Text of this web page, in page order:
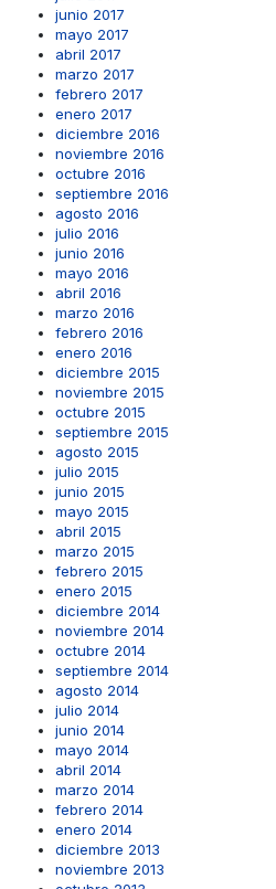
junio 2017
mayo 2017
abril 2017
marzo 2017
febrero 2017
enero 2017
diciembre 2016
noviembre 2016
octubre 2016
septiembre 2016
agosto 2016
julio 2016
junio 2016
mayo 2016
abril 2016
marzo 2016
febrero 2016
enero 2016
diciembre 2015
noviembre 2015
octubre 2015
septiembre 2015
agosto 2015
julio 2015
junio 2015
mayo 2015
abril 2015
marzo 2015
febrero 2015
enero 2015
diciembre 2014
noviembre 2014
octubre 2014
septiembre 2014
agosto 2014
julio 2014
junio 2014
mayo 2014
abril 2014
marzo 2014
febrero 2014
enero 2014
diciembre 2013
noviembre 2013